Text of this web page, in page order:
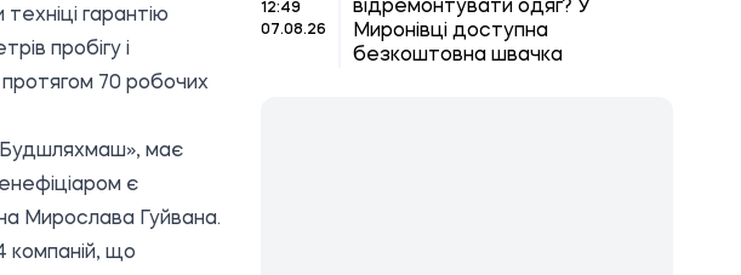
гарантію
пробігу і
70 робочих
має
є
Мирослава Гуйвана.
компаній, що
12:49
07.08.26
відремонтувати одяг? У
Миронівці доступна
безкоштовна швачка